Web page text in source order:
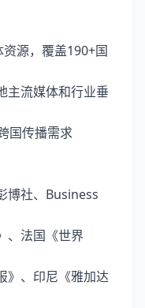
源，覆盖190+国
主流媒体和行业垂
国传播需求
博社、Business
、法国《世界
》、印尼《雅加达